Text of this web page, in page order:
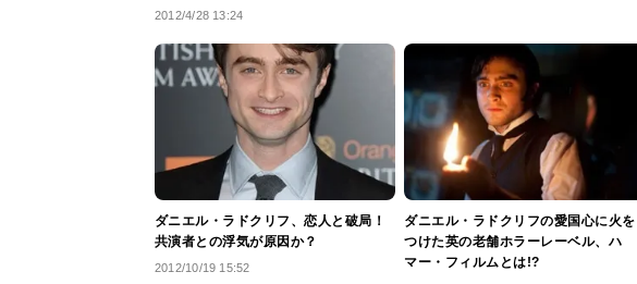
2012/4/28 13:24
ダニエル・ラドクリフ、恋人と破局！
共演者との浮気が原因か？
2012/10/19 15:52
ダニエル・ラドクリフの愛国心に火を
つけた英の老舗ホラーレーベル、ハ
マー・フィルムとは!?